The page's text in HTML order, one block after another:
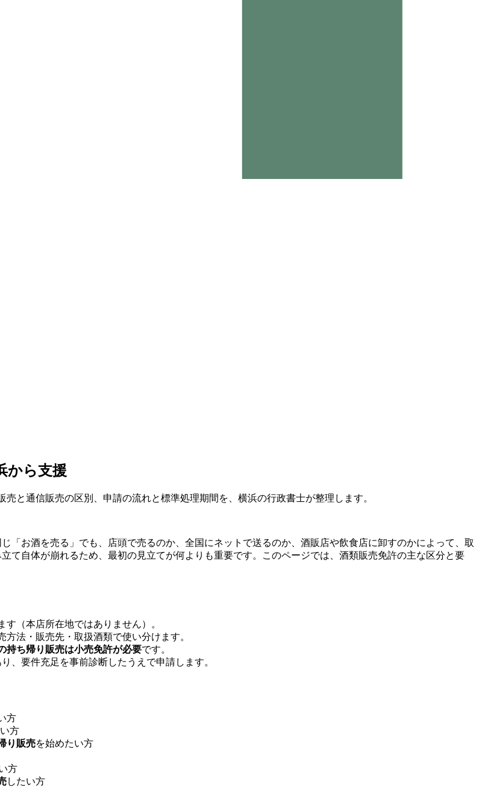
から支援
と通信販売の区別、申請の流れと標準処理期間を、横浜の行政書士が整理します。
「お酒を売る」でも、店頭で売るのか、全国にネットで送るのか、酒販店や飲食店に卸すのかによって、取
て自体が崩れるため、最初の見立てが何よりも重要です。このページでは、酒類販売免許の主な区分と要
す（本店所在地ではありません）。
方法・販売先・取扱酒類で使い分けます。
持ち帰り販売は小売免許が必要です。
、要件充足を事前診断したうえで申請します。
方
方
り販売を始めたい方
方
したい方